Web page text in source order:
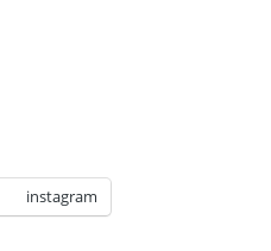
instagram